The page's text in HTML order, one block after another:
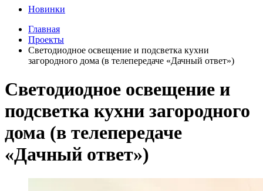
Новинки
Главная
Проекты
Светодиодное освещение и подсветка кухни
загородного дома (в телепередаче «Дачный ответ»)
Светодиодное освещение и
подсветка кухни загородного
дома (в телепередаче
«Дачный ответ»)